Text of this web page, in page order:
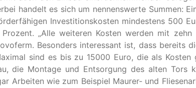
handelt es sich um nennenswerte Summen:
Investitionskosten mindestens 500
„Alle weiteren Kosten werden mit zehn
Besonders interessant ist, dass bereits
sind es bis zu 15000 Euro, die als Kosten
die Montage und Entsorgung des alten Tors
Arbeiten wie zum Beispiel Maurer- und